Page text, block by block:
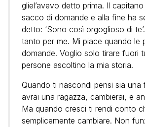
gliel’avevo detto prima. Il
sacco di domande e alla fine ha
detto: ‘Sono così orgoglioso di
tanto per me. Mi piace quando le
domande. Voglio solo tirare fuori
persone ascoltino la mia storia.
Quando ti nascondi pensi sia una
avrai una ragazza, cambierai, e
Ma quando cresci ti rendi conto
semplicemente cambiare. Non